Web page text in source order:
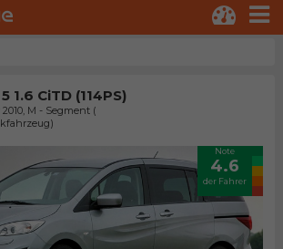
1.6 CiTD (114PS)
M - Segment (
Note
4.6
der Fahrer